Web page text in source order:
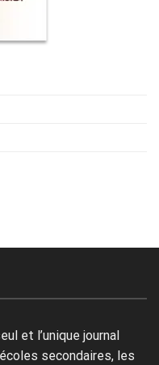
et l’unique journal
secondaires, les